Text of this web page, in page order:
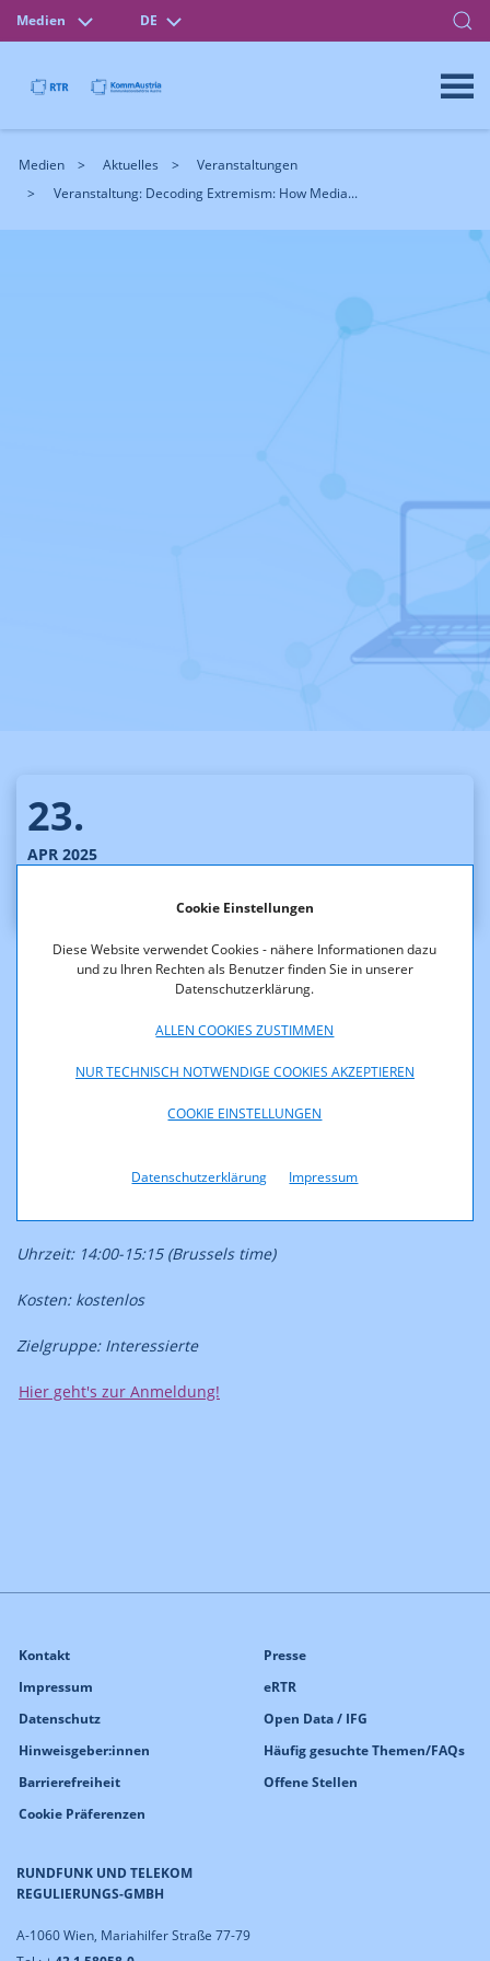
Cookie Einstellungen
Diese Website verwendet Cookies - nähere Informationen dazu
und zu Ihren Rechten als Benutzer finden Sie in unserer
Datenschutzerklärung.
ALLEN COOKIES ZUSTIMMEN
NUR TECHNISCH NOTWENDIGE COOKIES AKZEPTIEREN
COOKIE EINSTELLUNGEN
Datenschutzerklärung Impressum
Medien DE
Medien Aktuelles
Veranstaltungen
Veranstaltung: Decoding Extremism: How Media...
23.
APR 2025
can counter Online Radicalisation | 23.04.2025 ab 14.00 Uhr
Institution: Media & Learning Association
Uhrzeit: 14:00-15:15 (Brussels time)
Kosten: kostenlos
Zielgruppe: Interessierte
Hier geht's zur Anmeldung!
RUNDFUNK UND TELEKOM
REGULIERUNGS-GMBH
A-1060 Wien, Mariahilfer Straße 77-79
Kontakt
Impressum
Datenschutz
Hinweisgeber:innen
Barrierefreiheit
Cookie Präferenzen
Presse
eRTR
Open Data / IFG
Häufig gesuchte Themen/FAQs
Offene Stellen